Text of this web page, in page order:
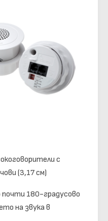
с
(3,17 см)
180-градусово
на звука в